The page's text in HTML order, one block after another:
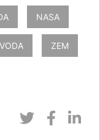
NASA
VODA ZEM